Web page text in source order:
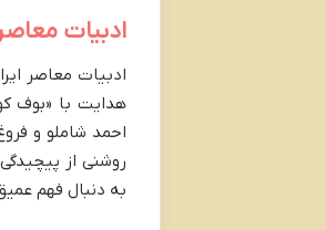
ادبیات
ادبیات معاصر
هدایت با «بوف
احمد شاملو و
روشنی از
به دنبال فهم